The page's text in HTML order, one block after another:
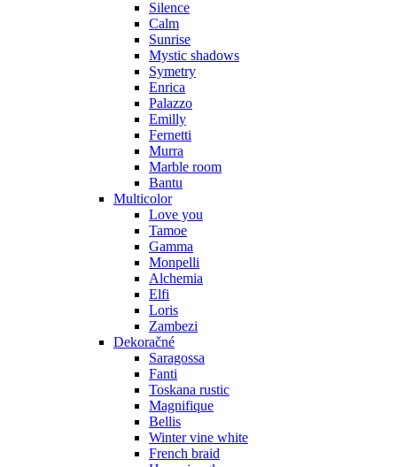
Silence
Calm
Sunrise
Mystic shadows
Symetry
Enrica
Palazzo
Emilly
Fernetti
Murra
Marble room
Bantu
Multicolor
Love you
Tamoe
Gamma
Monpelli
Alchemia
Elfi
Loris
Zambezi
Dekoračné
Saragossa
Fanti
Toskana rustic
Magnifique
Bellis
Winter vine white
French braid